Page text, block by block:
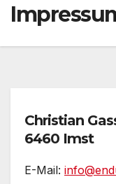
Christian
6460 Imst
E-Mail: